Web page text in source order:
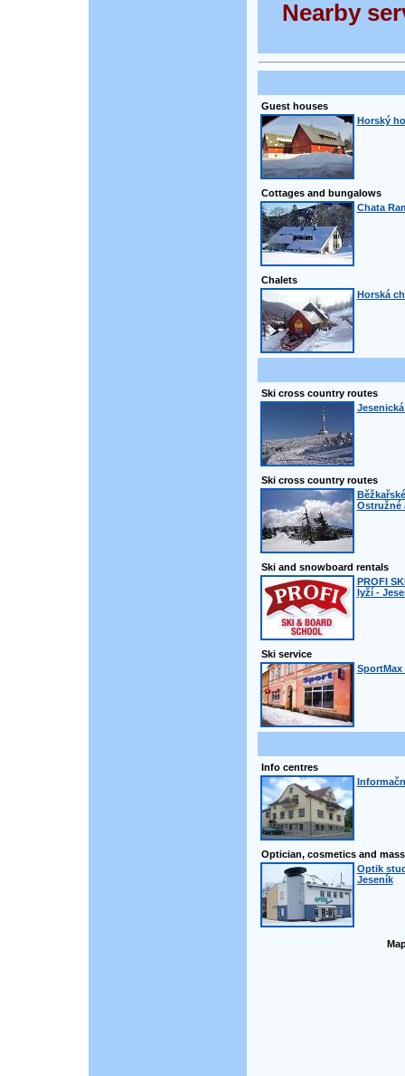
Nearby
Guest houses
Horský
Cottages and bungalows
Chata
Chalets
Horská
Ski cross country routes
Ski cross country routes
Ostružné
Ski and snowboard rentals
PROFI
lyží -
Ski service
SportMax
Info centres
Optician, cosmetics and
Optik
Jeseník